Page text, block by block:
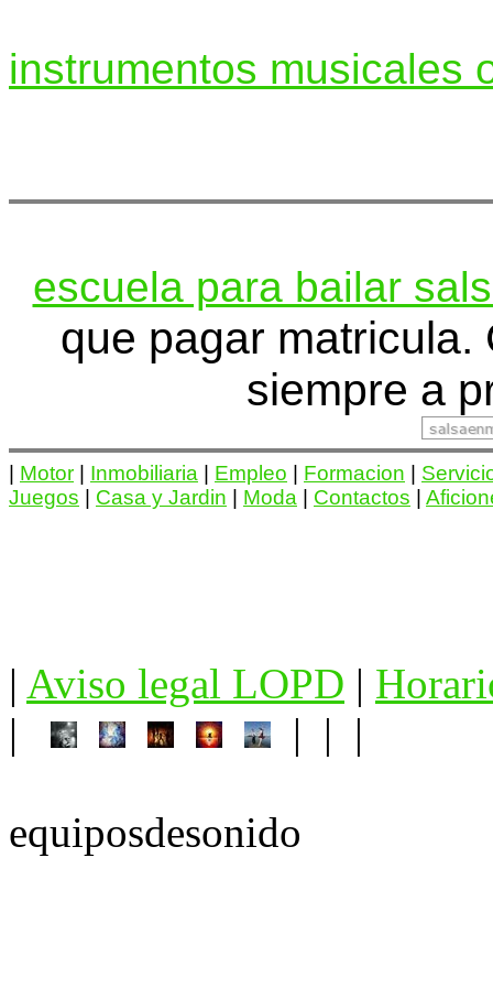
instrumentos musicales
escuela para bailar
que pagar
siempre a
Motor Inmobiliaria Empleo Formacion
Juegos
Casa y Jardin Moda Contactos
| Aviso legal LOPD |
|
| | |
equiposdesonido